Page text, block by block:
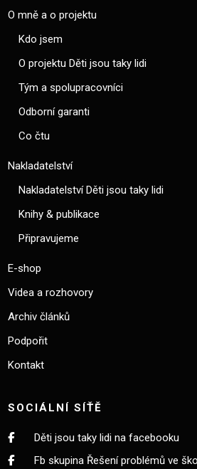
O mně a o projektu
Kdo jsem
O projektu Děti jsou taky lidi
Tým a spolupracovníci
Odborní garanti
Co čtu
Nakladatelství
Nakladatelství Děti jsou taky lidi
Knihy & publikace
Připravujeme
E-shop
Videa a rozhovory
Archiv článků
Podpořit
Kontakt
SOCIÁLNÍ SÍŤĚ
Děti jsou taky lidi na facebooku
Fb skupina Řešení problémů ve